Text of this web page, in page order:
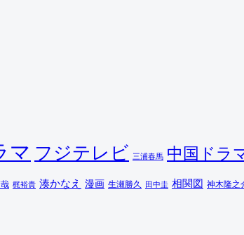
マ フジテレビ 三浦春馬 中国ドラ
梶裕貴 湊かなえ 漫画 生瀬勝久 田中圭 相関図 神木隆之